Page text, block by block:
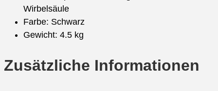
Wirbelsäule
Farbe: Schwarz
Gewicht: 4.5 kg
Zusätzliche Informationen